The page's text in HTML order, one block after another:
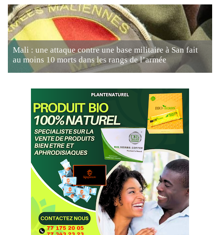
Mali : une attaque contre une base militaire à San fait
au moins 10 morts dans les rangs de l’armée